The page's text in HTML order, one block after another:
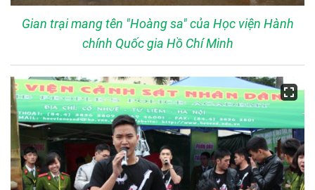
Gian trại mang tên "Hoàng sa" của Học viện Hành
chính Quốc gia Hồ Chí Minh